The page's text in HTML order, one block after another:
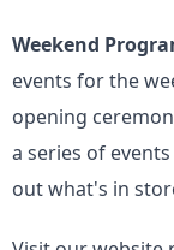
Weekend
events for the
opening
a series of
out what's in